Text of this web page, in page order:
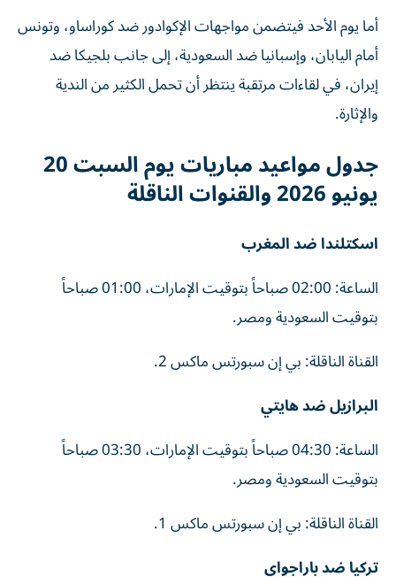
أما يوم الأحد فيتضمن مواجهات الإكوادور ضد كوراساو، وتونس
أمام اليابان، وإسبانيا ضد السعودية، إلى جانب بلجيكا ضد
إيران، في لقاءات مرتقبة ينتظر أن تحمل الكثير من الندية
والإثارة.
جدول مواعيد مباريات يوم السبت 20
يونيو 2026 والقنوات الناقلة
اسكتلندا ضد المغرب
الساعة: 02:00 صباحاً بتوقيت الإمارات، 01:00 صباحاً
بتوقيت السعودية ومصر.
القناة الناقلة: بي إن سبورتس ماكس 2.
البرازيل ضد هايتي
الساعة: 04:30 صباحاً بتوقيت الإمارات، 03:30 صباحاً
بتوقيت السعودية ومصر.
القناة الناقلة: بي إن سبورتس ماكس 1.
تركيا ضد باراجواي